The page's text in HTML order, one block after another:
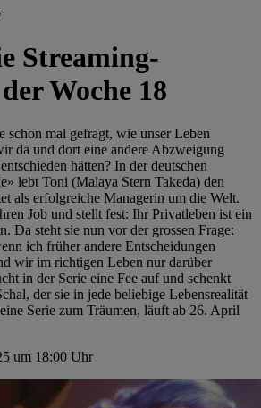
Streaming-
Woche 18
schon mal gefragt, wie unser Leben
da und dort eine andere Abzweigung
hätten? In der deutschen
lebt Toni (Malaya Stern Takeda) den
als erfolgreiche Managerin um die Welt.
Job und stellt fest: Ihr Privatleben ist ein
Da steht sie nun vor der grossen Frage:
ich früher andere Entscheidungen
wir im richtigen Leben nur darüber
in der Serie eine Fee auf und schenkt
der sie in jede beliebige Lebensrealität
Serie zum Träumen, läuft ab 26. April
um 18:00 Uhr